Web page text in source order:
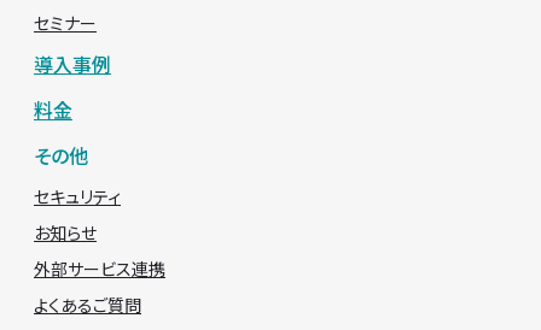
セミナー
導入事例
料金
その他
セキュリティ
お知らせ
外部サービス連携
よくあるご質問